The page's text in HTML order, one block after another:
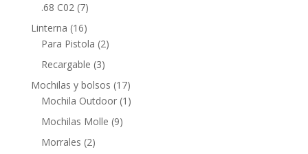
.68 C02 (7)
Linterna (16)
Para Pistola (2)
Recargable (3)
Mochilas y bolsos (17)
Mochila Outdoor (1)
Mochilas Molle (9)
Morrales (2)